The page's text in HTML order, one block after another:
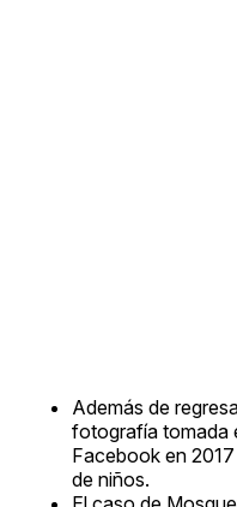
Además de
fotografía tomada
Facebook en
de niños.